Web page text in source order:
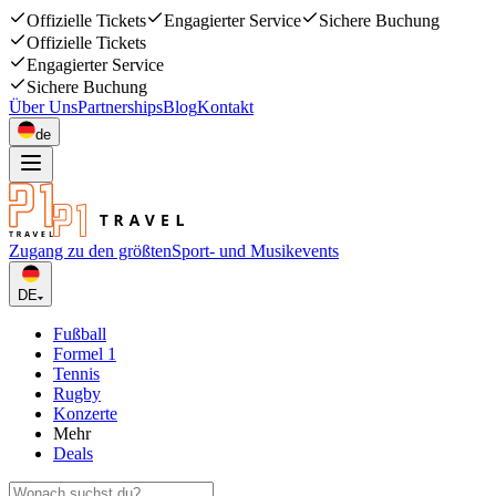
Offizielle Tickets Engagierter Service
Sichere Buchung
Offizielle Tickets
Engagierter Service
Sichere Buchung
Über UnsPartnershipsBlogKontakt
de
Zugang zu den größtenSport- und Musikevents
DE
Fußball
Formel 1
Tennis
Rugby
Konzerte
Mehr
Deals